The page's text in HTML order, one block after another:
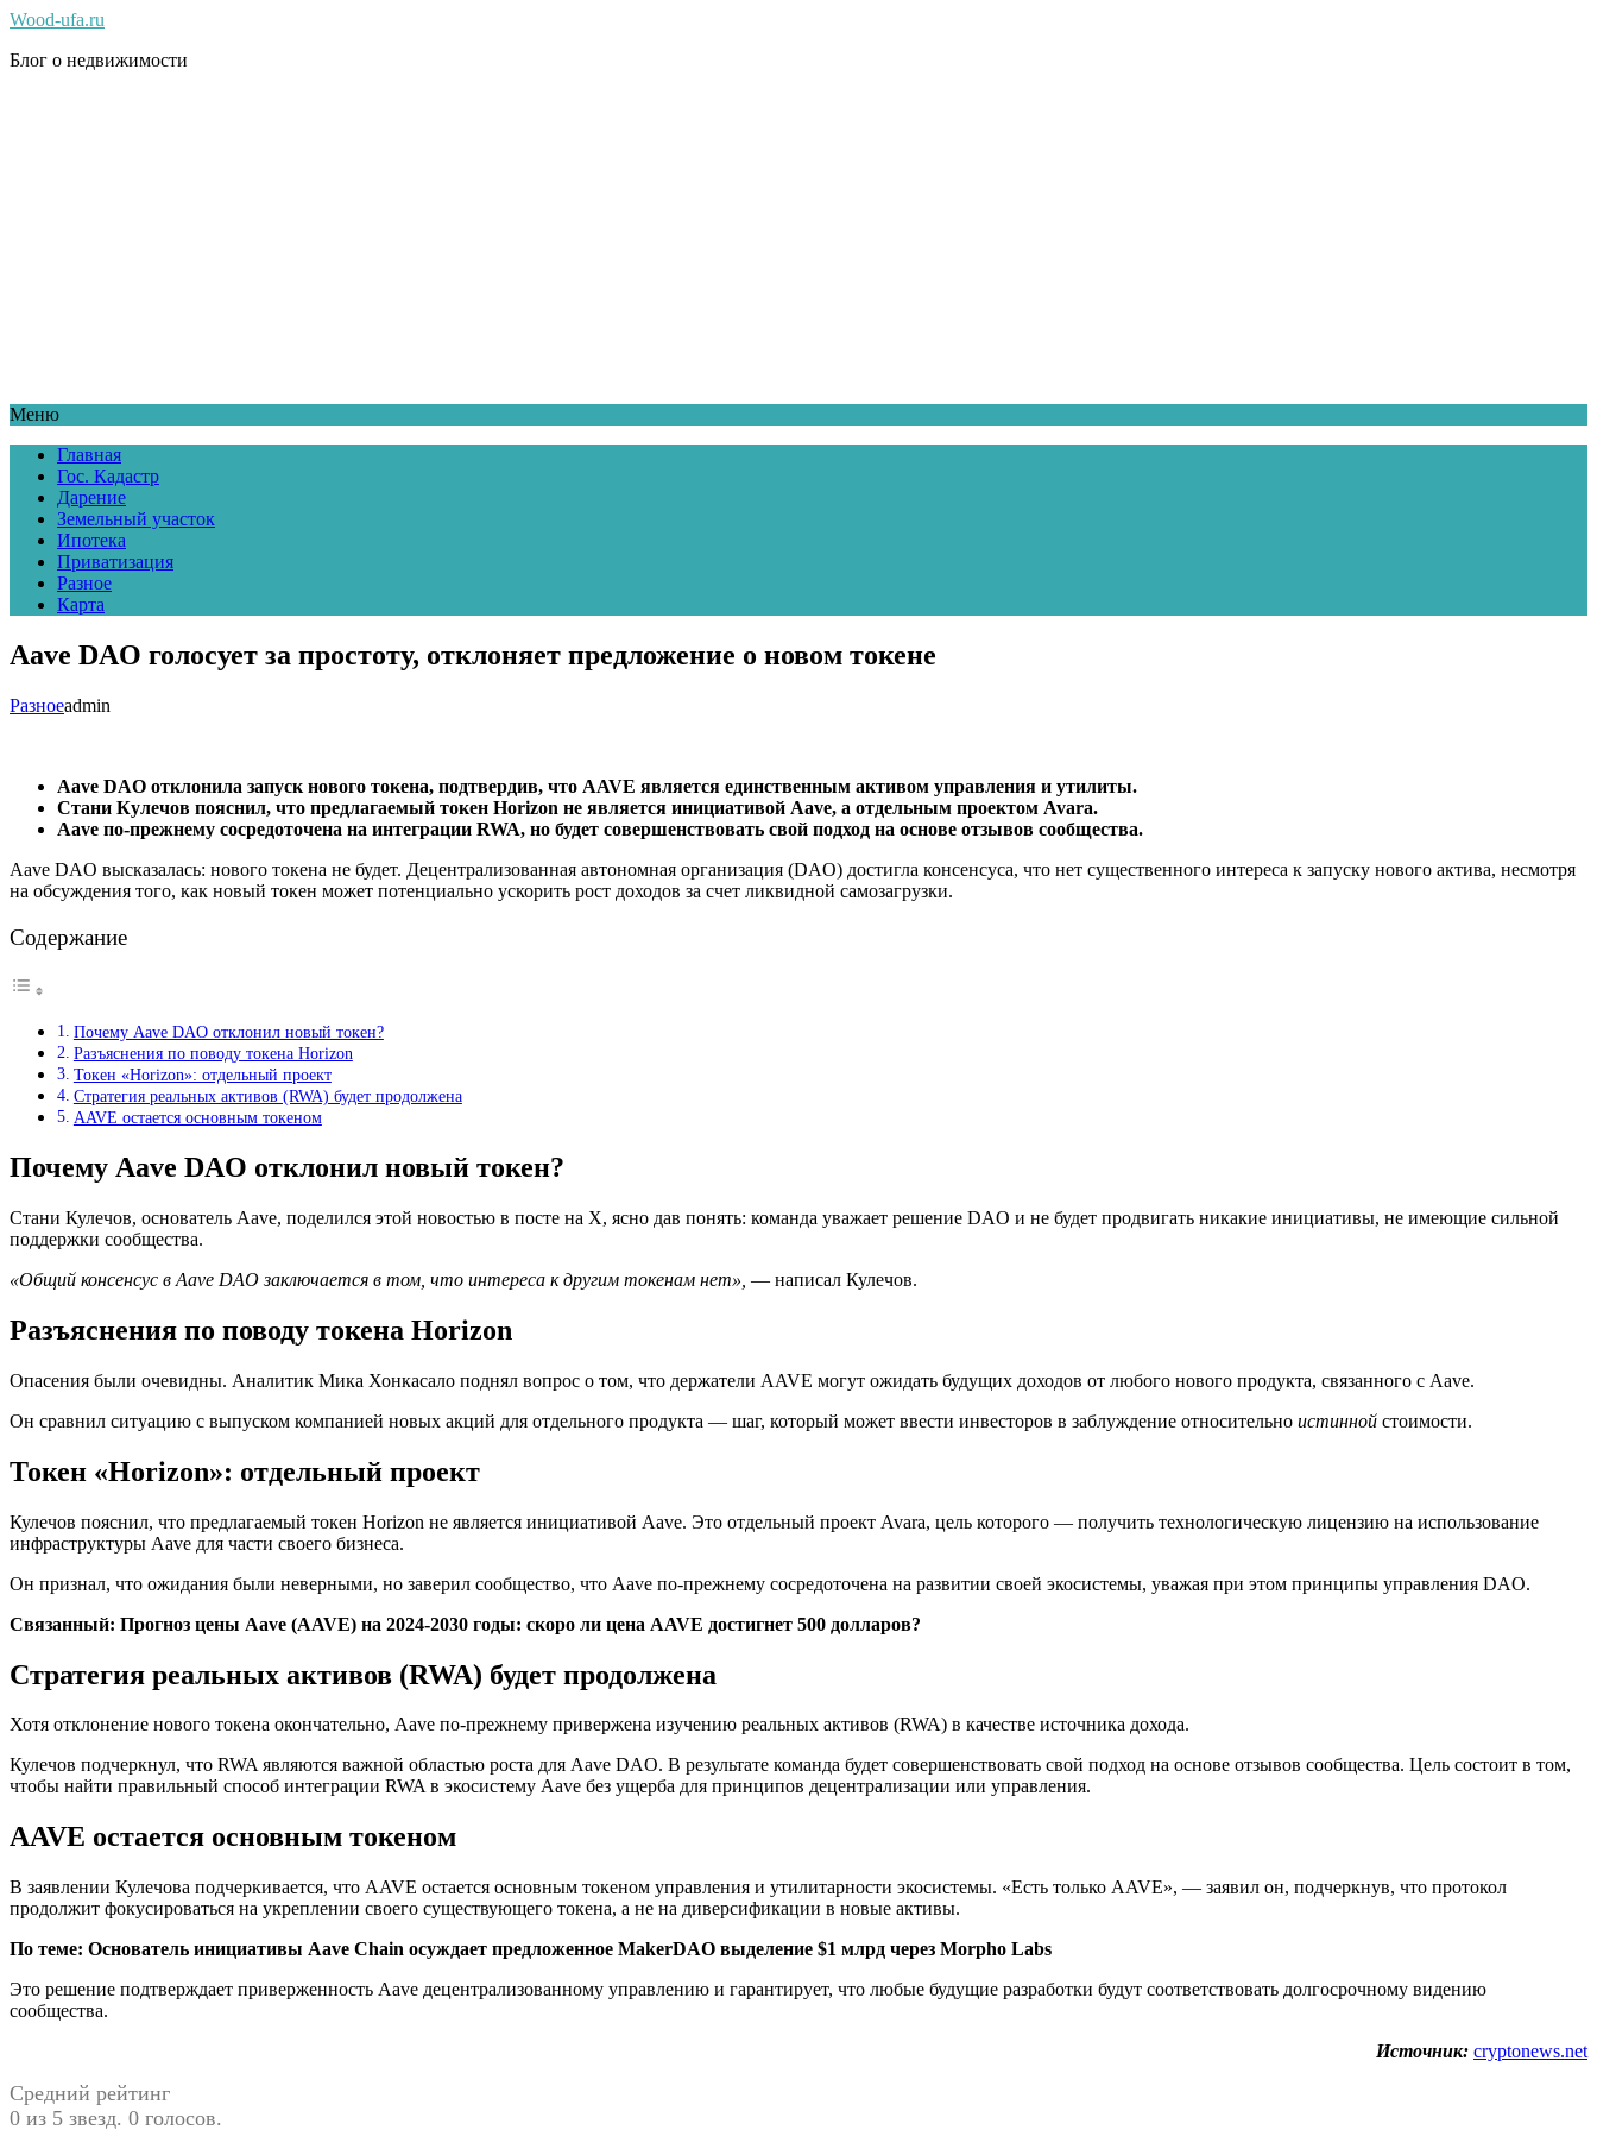
Wood-ufa.ru
Блог о недвижимости
Меню
Главная
Гос. Кадастр
Дарение
Земельный участок
Ипотека
Приватизация
Разное
Карта
Aave DAO голосует за простоту, отклоняет предложение о новом токене
Разноеadmin
Aave DAO отклонила запуск нового токена, подтвердив, что AAVE является единственным активом управления и утилиты.
Стани Кулечов пояснил, что предлагаемый токен Horizon не является инициативой Aave, а отдельным проектом Avara.
Aave по-прежнему сосредоточена на интеграции RWA, но будет совершенствовать свой подход на основе отзывов сообщества.
Aave DAO высказалась: нового токена не будет. Децентрализованная автономная организация (DAO) достигла консенсуса, что нет существенного интереса к запуску нового актива, несмотря
на обсуждения того, как новый токен может потенциально ускорить рост доходов за счет ликвидной самозагрузки.
Содержание
Почему Aave DAO отклонил новый токен?
Разъяснения по поводу токена Horizon
Токен «Horizon»: отдельный проект
Стратегия реальных активов (RWA) будет продолжена
AAVE остается основным токеном
Почему Aave DAO отклонил новый токен?
Стани Кулечов, основатель Aave, поделился этой новостью в посте на X, ясно дав понять: команда уважает решение DAO и не будет продвигать никакие инициативы, не имеющие сильной
поддержки сообщества.
«Общий консенсус в Aave DAO заключается в том, что интереса к другим токенам нет», — написал Кулечов.
Разъяснения по поводу токена Horizon
Опасения были очевидны. Аналитик Мика Хонкасало поднял вопрос о том, что держатели AAVE могут ожидать будущих доходов от любого нового продукта, связанного с Aave.
Он сравнил ситуацию с выпуском компанией новых акций для отдельного продукта — шаг, который может ввести инвесторов в заблуждение относительно истинной стоимости.
Токен «Horizon»: отдельный проект
Кулечов пояснил, что предлагаемый токен Horizon не является инициативой Aave. Это отдельный проект Avara, цель которого — получить технологическую лицензию на использование
инфраструктуры Aave для части своего бизнеса.
Он признал, что ожидания были неверными, но заверил сообщество, что Aave по-прежнему сосредоточена на развитии своей экосистемы, уважая при этом принципы управления DAO.
Связанный: Прогноз цены Aave (AAVE) на 2024-2030 годы: скоро ли цена AAVE достигнет 500 долларов?
Стратегия реальных активов (RWA) будет продолжена
Хотя отклонение нового токена окончательно, Aave по-прежнему привержена изучению реальных активов (RWA) в качестве источника дохода.
Кулечов подчеркнул, что RWA являются важной областью роста для Aave DAO. В результате команда будет совершенствовать свой подход на основе отзывов сообщества. Цель состоит в том,
чтобы найти правильный способ интеграции RWA в экосистему Aave без ущерба для принципов децентрализации или управления.
AAVE остается основным токеном
В заявлении Кулечова подчеркивается, что AAVE остается основным токеном управления и утилитарности экосистемы. «Есть только AAVE», — заявил он, подчеркнув, что протокол
продолжит фокусироваться на укреплении своего существующего токена, а не на диверсификации в новые активы.
По теме: Основатель инициативы Aave Chain осуждает предложенное MakerDAO выделение $1 млрд через Morpho Labs
Это решение подтверждает приверженность Aave децентрализованному управлению и гарантирует, что любые будущие разработки будут соответствовать долгосрочному видению
сообщества.
Источник: cryptonews.net
Средний рейтинг
0 из 5 звезд. 0 голосов.